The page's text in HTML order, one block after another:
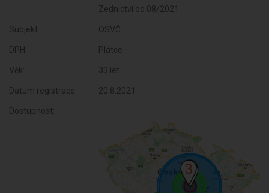
Zednictví od 08/2021
Subjekt: OSVČ
DPH: Plátce
Věk: 33 let
Datum registrace: 20.8.2021
Dostupnost: